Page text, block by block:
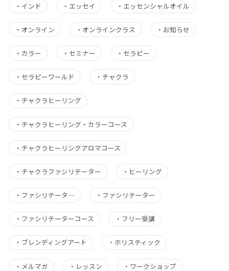
・ インド ・ エッセイ ・ エッセンシャルオイル
・ オンライン ・ オンラインクラス ・ お知らせ
・ カラー ・ セミナー ・ セラピー
・ セラピーワールド ・ チャクラ
・ チャクラヒーリング
・ チャクラヒーリング・カラーコース
・ チャクラヒーリングアロマコース
・ チャクラファシリテーター ・ ヒーリング
・ ファシリテータ― ・ ファシリテーター
・ ファシリテーターコース ・ フリー受講
・ ブレンディングアート ・ ホリスティック
・ メルマガ ・ レッスン ・ ワークショップ